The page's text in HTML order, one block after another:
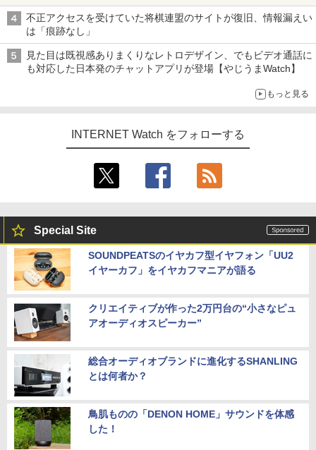
も、持ち替えずに書き込める
不正アクセスを受けていた将棋連盟のサイトが復旧、情報漏えい
は「痕跡なし」
見た目は既視感ありまくりなレトロデザイン、でもビデオ通話に
も対応した日本発のチャットアプリが登場【やじうまWatch】
もっと見る
INTERNET Watch をフォローする
Special Site
SOUNDPEATSのイヤカフ型イヤフォン「UU2
イヤーカフ」をイヤカフマニアが語る
クリエイティブが作った2万円台の“小さなピュ
アオーディオスピーカー”
総合オーディオブランドに進化するSHANLING
とは何者か？
鳥肌ものの「DENON HOME」サウンドを体感
した！